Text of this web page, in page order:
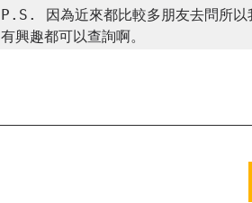
P.S. 因為近來都比較多朋友去問所以
有興趣都可以查詢啊。